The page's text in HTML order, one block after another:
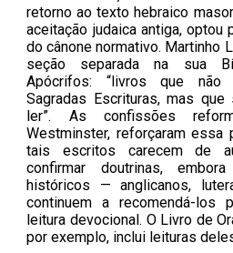
retorno ao texto hebraico
aceitação judaica antiga,
do cânone normativo. Martinho
seção separada na sua
Apócrifos: “livros que não
Sagradas Escrituras, mas
ler”. As confissões
Westminster, reforçaram essa
tais escritos carecem de
confirmar doutrinas,
históricos — anglicanos,
continuem a recomendá-los
leitura devocional. O Livro de
por exemplo, inclui leituras